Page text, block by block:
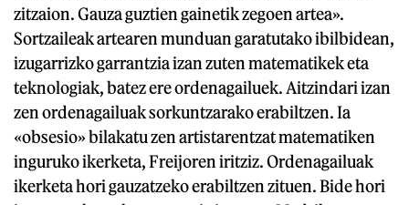
zitzaion. Gauza guztien gainetik zegoen artea».
Sortzaileak artearen munduan garatutako ibilbidean,
izugarrizko garrantzia izan zuten matematikek eta
teknologiak, batez ere ordenagailuek. Aitzindari izan
zen ordenagailuak sorkuntzarako erabiltzen. Ia
«obsesio» bilakatu zen artistarentzat matematiken
inguruko ikerketa, Freijoren iritziz. Ordenagailuak
ikerketa hori gauzatzeko erabiltzen zituen. Bide hori